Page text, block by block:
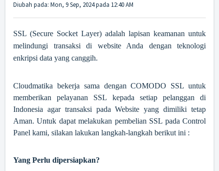
Diubah pada: Mon, 9 Sep, 2024 pada 12:40 AM
SSL (Secure Socket Layer) adalah lapisan keamanan untuk
melindungi transaksi di website Anda dengan teknologi
enkripsi data yang canggih.
Cloudmatika bekerja sama dengan COMODO SSL untuk
memberikan pelayanan SSL kepada setiap pelanggan di
Indonesia agar transaksi pada Website yang dimiliki tetap
Aman. Untuk dapat melakukan pembelian SSL pada Control
Panel kami, silakan lakukan langkah-langkah berikut ini :
Yang Perlu dipersiapkan?